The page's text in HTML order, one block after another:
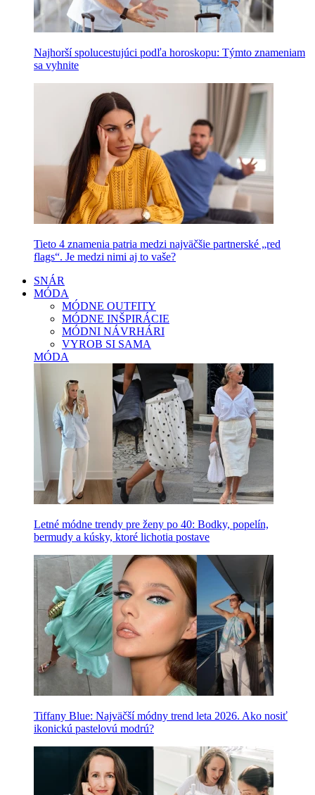
Najhorší spolucestujúci podľa horoskopu: Týmto znameniam
sa vyhnite
Tieto 4 znamenia patria medzi najväčšie partnerské „red
flags“. Je medzi nimi aj to vaše?
SNÁR
MÓDA
MÓDNE OUTFITY
MÓDNE INŠPIRÁCIE
MÓDNI NÁVRHÁRI
VYROB SI SAMA
MÓDA
Letné módne trendy pre ženy po 40: Bodky, popelín,
bermudy a kúsky, ktoré lichotia postave
Tiffany Blue: Najväčší módny trend leta 2026. Ako nosiť
ikonickú pastelovú modrú?